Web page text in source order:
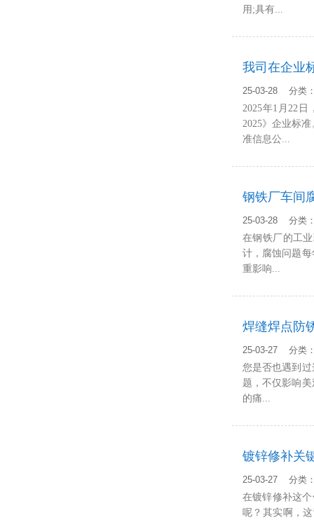
用;具有...
我司在企业
25-03-28 分类
2025年1月22
2025》企业标
准信息公...
钢铁厂车间
25-03-28 分类
在钢铁厂的工
计，腐蚀问题
重影响...
焊缝焊点防
25-03-27 分类
您是否也遇到
题，不仅影响
的痛...
镀锌修补关
25-03-27 分类
在镀锌修补这
呢？其实啊，